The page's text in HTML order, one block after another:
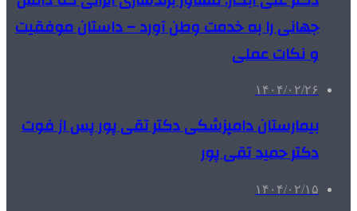
جهانی را به خدمت وطن آورد – داستان موفقیت
و نکات عملی
۱۴۰۴/۰۲/۲۶
بیمارستان دامپزشکی دکتر تقی پور پس از فوت
دکتر حمید تقی پور
۱۴۰۴/۰۲/۱۵